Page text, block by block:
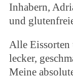
Inhabern,
und
Alle Eissorten
lecker,
Meine